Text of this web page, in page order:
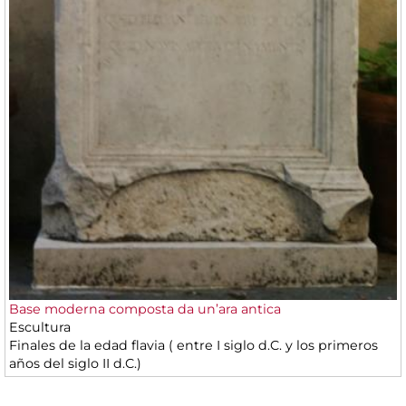
Base moderna composta da un’ara antica
Escultura
Finales de la edad flavia ( entre I siglo d.C. y los primeros
años del siglo II d.C.)